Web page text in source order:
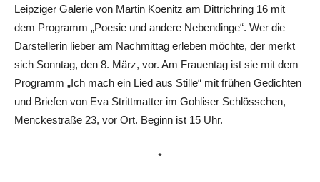
Leipziger Galerie von Martin Koenitz am Dittrichring 16 mit
dem Programm „Poesie und andere Nebendinge“. Wer die
Darstellerin lieber am Nachmittag erleben möchte, der merkt
sich Sonntag, den 8. März, vor. Am Frauentag ist sie mit dem
Programm „Ich mach ein Lied aus Stille“ mit frühen Gedichten
und Briefen von Eva Strittmatter im Gohliser Schlösschen,
Menckestraße 23, vor Ort. Beginn ist 15 Uhr.
*